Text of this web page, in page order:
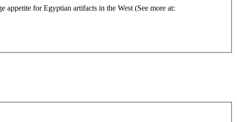
for Egyptian artifacts in the West (See more at: